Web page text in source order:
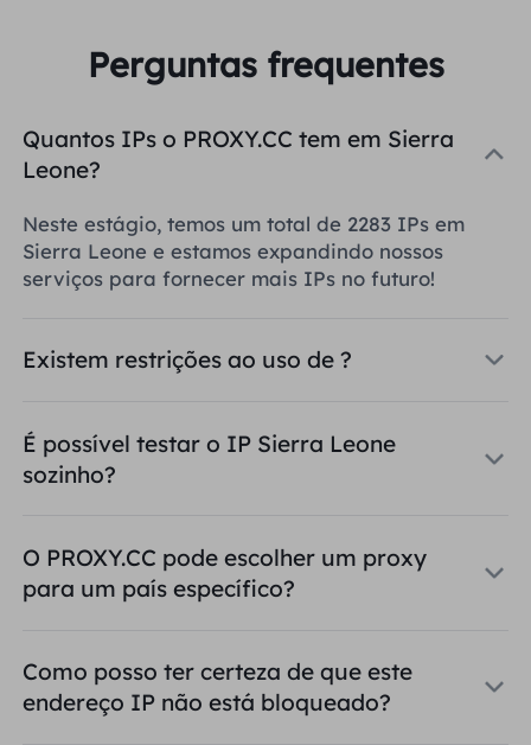
Perguntas frequentes
Quantos IPs o PROXY.CC tem em Sierra
Leone?
Neste estágio, temos um total de 2283 IPs em
Sierra Leone e estamos expandindo nossos
serviços para fornecer mais IPs no futuro!
Existem restrições ao uso de ?
É possível testar o IP Sierra Leone
sozinho?
O PROXY.CC pode escolher um proxy
para um país específico?
Como posso ter certeza de que este
endereço IP não está bloqueado?